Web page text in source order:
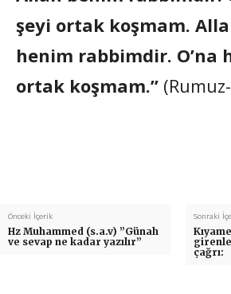
şeyi ortak koşmam.
henim rabbimdir. O’na
ortak koşmam.”
Önceki İçerik
Hz Muhammed (s.a.v) ”Günah
ve sevap ne kadar yazılır”
Sonraki
çağrı: